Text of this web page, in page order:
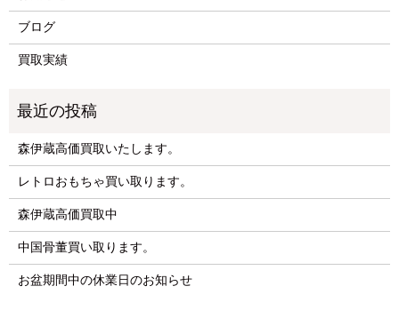
ブログ
買取実績
森伊蔵高価買取いたします。
レトロおもちゃ買い取ります。
森伊蔵高価買取中
中国骨董買い取ります。
お盆期間中の休業日のお知らせ